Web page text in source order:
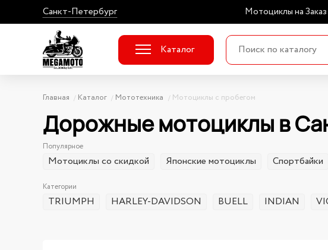
Санкт-Петербург Мотоциклы на Заказ
Каталог
Главная Каталог Мототехника Мотоциклы с пробегом
Дорожные мотоциклы в
Популярное
Мотоциклы со скидкой Японские мотоциклы Спортбайки
Категории
TRIUMPH HARLEY-DAVIDSON BUELL INDIAN